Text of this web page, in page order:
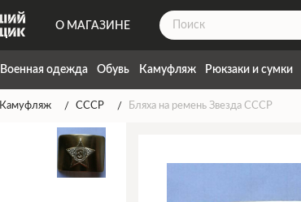
О МАГАЗИНЕ
ДОСТАВКА
КОНТАКТЫ
НАПИСАТЬ НАМ
ТАБЛИЦА РАЗМЕРОВ
Военная одежда Обувь Камуфляж Рюкзаки и сумки
Камуфляж СССР Бляха на ремень Звезда СССР